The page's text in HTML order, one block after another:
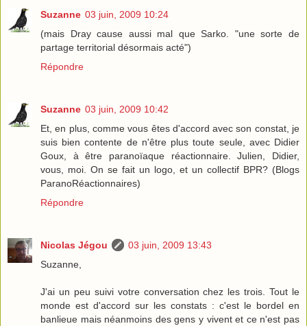
Suzanne 03 juin, 2009 10:24
(mais Dray cause aussi mal que Sarko. "une sorte de
partage territorial désormais acté")
Répondre
Suzanne 03 juin, 2009 10:42
Et, en plus, comme vous êtes d'accord avec son constat, je
suis bien contente de n'être plus toute seule, avec Didier
Goux, à être paranoïaque réactionnaire. Julien, Didier,
vous, moi. On se fait un logo, et un collectif BPR? (Blogs
ParanoRéactionnaires)
Répondre
Nicolas Jégou
03 juin, 2009 13:43
Suzanne,
J'ai un peu suivi votre conversation chez les trois. Tout le
monde est d'accord sur les constats : c'est le bordel en
banlieue mais néanmoins des gens y vivent et ce n'est pas